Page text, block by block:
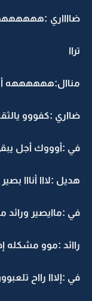
ضااااري
تراا
مناال:ههههههه
ضااري :كفووو
في :أوووك أجل
هديل :لااا أنااا
في :ماايصير
راائد :موو مشكله
في :إلااا رااح